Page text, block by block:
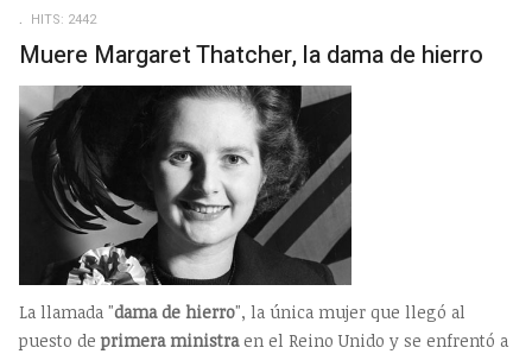
HITS: 2442
Muere Margaret Thatcher, la dama de hierro
La llamada "dama de hierro", la única mujer que llegó al
puesto deprimera ministraen el Reino Unido y se enfrentó a